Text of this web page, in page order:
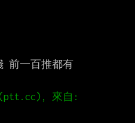
前一百推都有
(ptt.cc), 來自: